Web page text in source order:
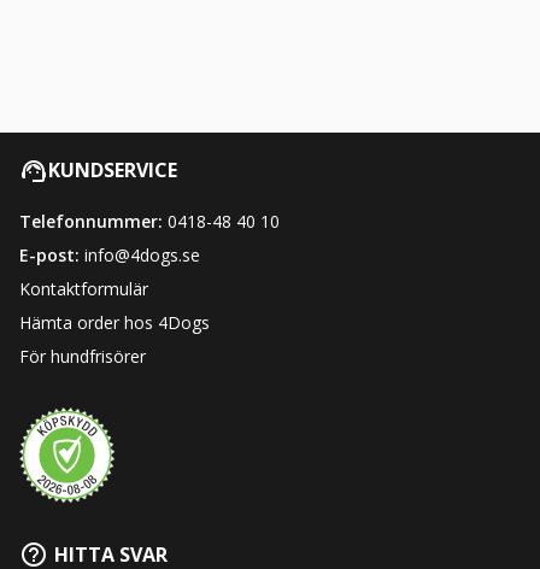
KUNDSERVICE
Telefonnummer: 0418-48 40 10
E-post: info@4dogs.se
Kontaktformulär
Hämta order hos 4Dogs
För hundfrisörer
HITTA SVAR